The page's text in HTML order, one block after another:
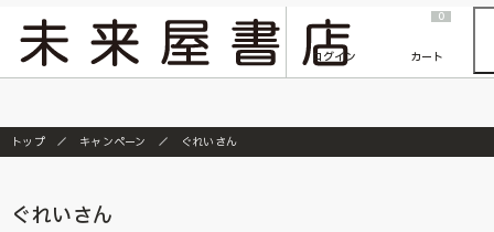
『ONE PIECE magazine 021 ONE PIECEカード付き同梱版』発売延期のご案内
ログイン
0
カート
トップ キャンペーン ぐれいさん
ぐれいさん